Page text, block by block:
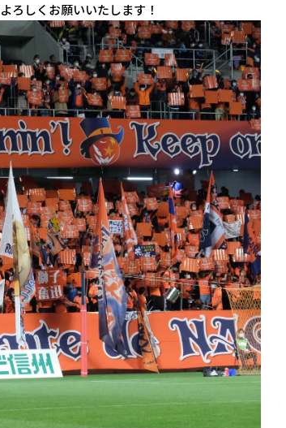
ろしくお願いいたします！